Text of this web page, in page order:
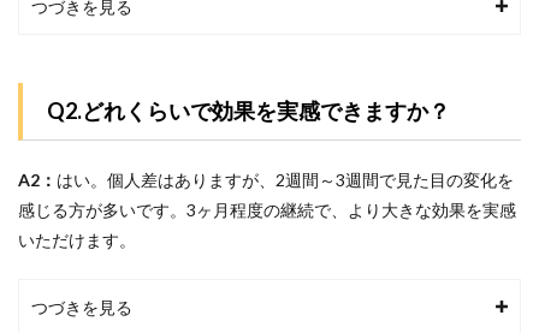
つづきを見る
Q2.どれくらいで効果を実感できますか？
A2： はい。 個人差はありますが、2週間～3週間で見た目の変化を
感じる方が多いです。3ヶ月程度の継続で、より大きな効果を実感
いただけます。
つづきを見る